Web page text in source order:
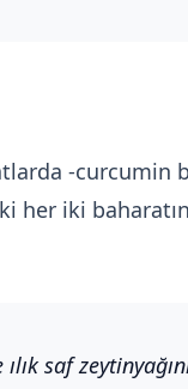
-curcumin
iki
saf